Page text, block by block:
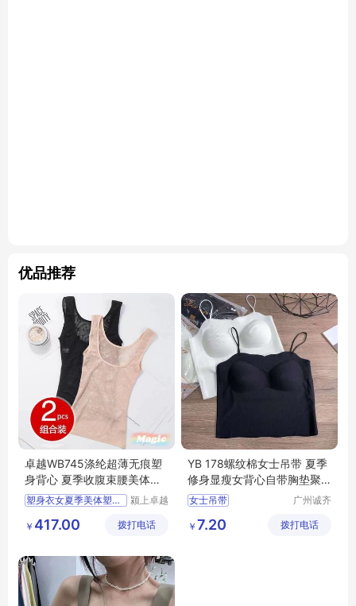
优品推荐
卓越WB745涤纶超薄无痕塑
身背心 夏季收腹束腰美体塑
形女款
塑身衣女夏季美体塑形束身
颍上卓越
有限公司
￥ 417.00 拨打电话
YB 178螺纹棉女士吊带 夏季
修身显瘦女背心自带胸垫聚
拢美背 尾货
女士吊带
广州诚齐
公司
￥ 7.20 拨打电话